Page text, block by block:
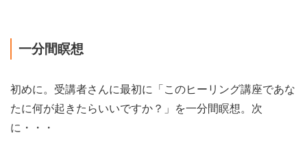
一分間瞑想
初めに。受講者さんに最初に「このヒーリング講座であな
たに何が起きたらいいですか？」を一分間瞑想。次
に・・・